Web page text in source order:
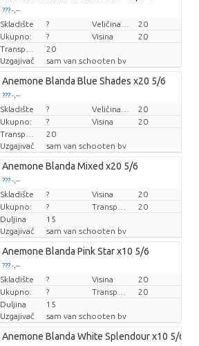
??? -,--
Cijena po komadu
Skladište ?
20
Ukupno:
? Visina
20
20
Uzgajivač
sam van schooten bv
Anemone Blanda Blue Shades x20 5/6
??? -,--
Cijena po komadu
Skladište ?
20
Ukupno:
? Visina
20
20
Uzgajivač
sam van schooten bv
Anemone Blanda Mixed x20 5/6
??? -,--
Cijena po komadu
Skladište ? Visina
20
Ukupno:
?
20
Duljina
15
Uzgajivač
sam van schooten bv
Anemone Blanda Pink Star x10 5/6
??? -,--
Cijena po komadu
Skladište ? Visina
20
Ukupno:
?
20
Duljina
15
Uzgajivač
sam van schooten bv
Anemone Blanda White Splendour x10 5/6